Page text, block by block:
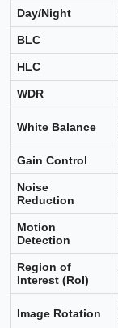
Day/Night
BLC
HLC
WDR
White Balance
Gain Control
Noise
Reduction
Motion
Detection
Region of
Interest (RoI)
Image Rotation